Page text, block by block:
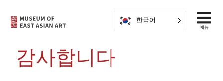
한국어
메뉴
감사합니다